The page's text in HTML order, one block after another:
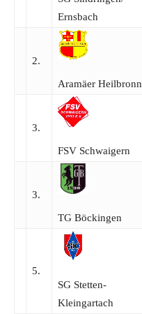
Ernsbach
2.
Aramäer Heilbronn
3.
FSV Schwaigern
3.
TG Böckingen
5.
SG Stetten-
Kleingartach